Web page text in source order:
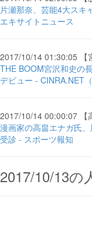
片瀬那奈、芸能4大ス
エキサイトニュース
2017/10/14 01:30:05 【
THE BOOM宮沢和史の
デビュー - CINRA.NET
2017/10/14 00:00:07 【
漫画家の高畠エナガ氏
受診 - スポーツ報知
2017/10/13の